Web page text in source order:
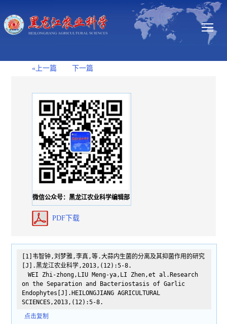
«上一篇 下一篇
微信公众号：黑龙江农业科学编辑部
PDF下载
[1]韦智钟,刘梦雅,李真,等.大蒜内生菌的分离及其抑菌作用的研究
[J].黑龙江农业科学,2013,(12):5-8.
WEI Zhi-zhong,LIU Meng-ya,LI Zhen,et al.Research
on the Separation and Bacteriostasis of Garlic
Endophytes[J].HEILONGJIANG AGRICULTURAL
SCIENCES,2013,(12):5-8.
点击复制